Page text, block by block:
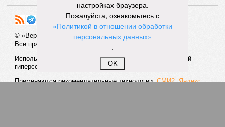
«Казалось бы, «ЭФКО» приносит хороший доход, но
капиталисты увидели новую нишу, открытую
руководством России, готовым деньгами поощрять
местное производство беспилотников, и ринулись
– комментирует политолог
Михаил Юспа
«В итоге мы приходим к тому, что борьбу
с коррупцией самыми жёсткими мерами мы должны
совмещать с глубокой переработкой идеологии», –
настройках браузера.
Пожалуйста, ознакомьтесь с
«Политикой в отношении обработки
персональных данных»
.
OK